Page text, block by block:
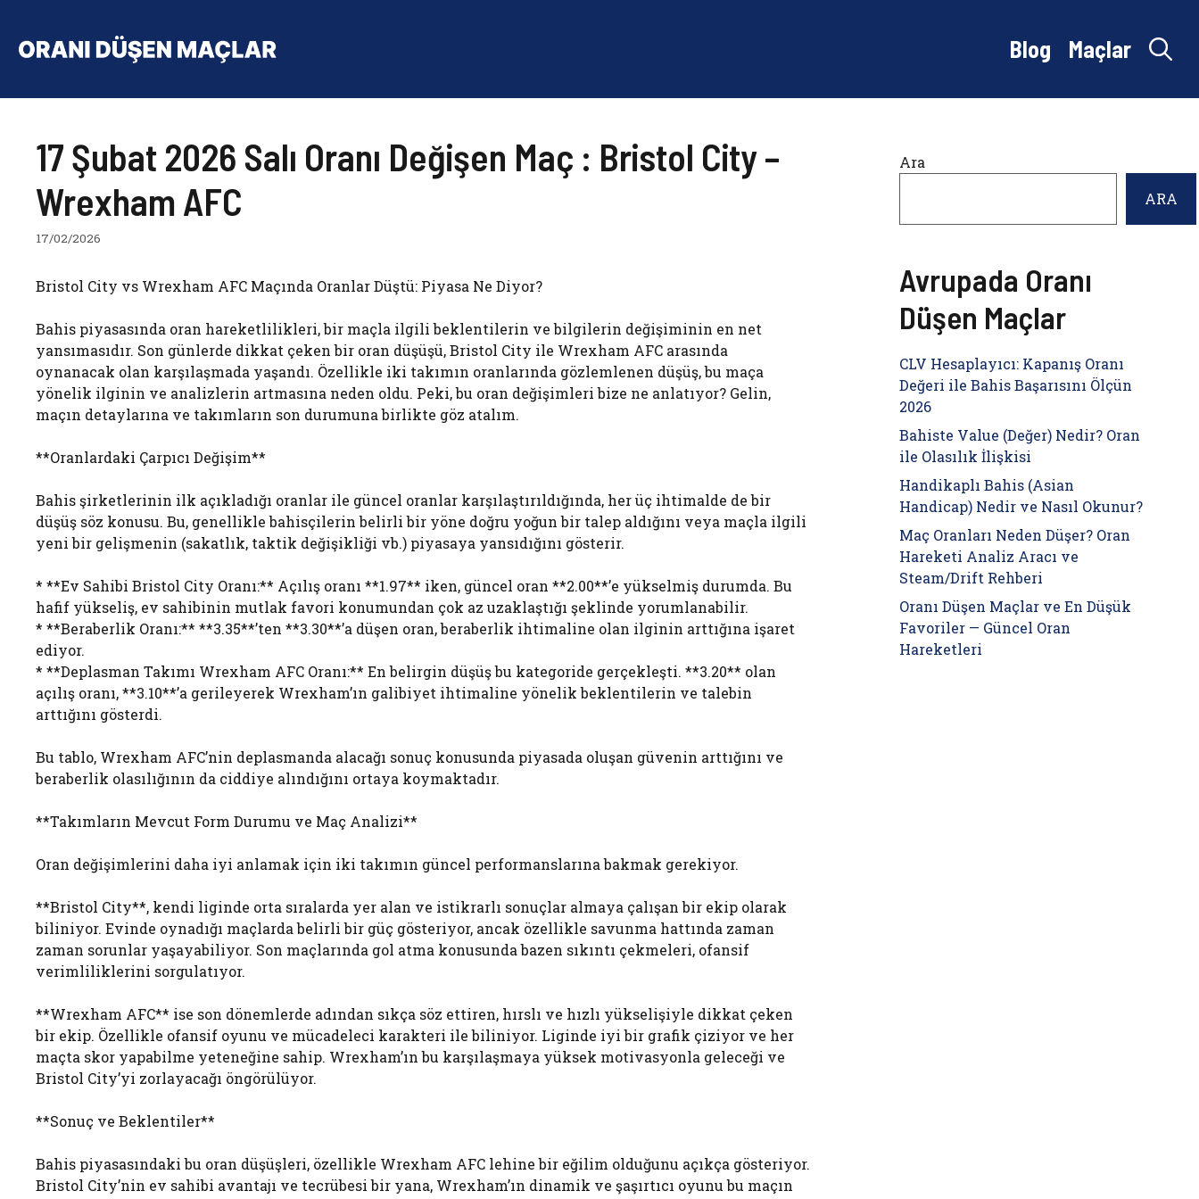
Blog Maçlar
17 Şubat 2026 Salı Oranı Değişen Maç : Bristol City –
Wrexham AFC
17/02/2026
Bristol City vs Wrexham AFC Maçında Oranlar Düştü: Piyasa Ne Diyor?
Bahis piyasasında oran hareketlilikleri, bir maçla ilgili beklentilerin ve bilgilerin değişiminin en net
yansımasıdır. Son günlerde dikkat çeken bir oran düşüşü, Bristol City ile Wrexham AFC arasında
oynanacak olan karşılaşmada yaşandı. Özellikle iki takımın oranlarında gözlemlenen düşüş, bu maça
yönelik ilginin ve analizlerin artmasına neden oldu. Peki, bu oran değişimleri bize ne anlatıyor? Gelin,
maçın detaylarına ve takımların son durumuna birlikte göz atalım.
**Oranlardaki Çarpıcı Değişim**
Bahis şirketlerinin ilk açıkladığı oranlar ile güncel oranlar karşılaştırıldığında, her üç ihtimalde de bir
düşüş söz konusu. Bu, genellikle bahisçilerin belirli bir yöne doğru yoğun bir talep aldığını veya maçla ilgili
yeni bir gelişmenin (sakatlık, taktik değişikliği vb.) piyasaya yansıdığını gösterir.
* **Ev Sahibi Bristol City Oranı:** Açılış oranı **1.97** iken, güncel oran **2.00**’e yükselmiş durumda. Bu
hafif yükseliş, ev sahibinin mutlak favori konumundan çok az uzaklaştığı şeklinde yorumlanabilir.
* **Beraberlik Oranı:** **3.35**’ten **3.30**’a düşen oran, beraberlik ihtimaline olan ilginin arttığına işaret
ediyor.
* **Deplasman Takımı Wrexham AFC Oranı:** En belirgin düşüş bu kategoride gerçekleşti. **3.20** olan
açılış oranı, **3.10**’a gerileyerek Wrexham’ın galibiyet ihtimaline yönelik beklentilerin ve talebin
arttığını gösterdi.
Bu tablo, Wrexham AFC’nin deplasmanda alacağı sonuç konusunda piyasada oluşan güvenin arttığını ve
beraberlik olasılığının da ciddiye alındığını ortaya koymaktadır.
**Takımların Mevcut Form Durumu ve Maç Analizi**
Oran değişimlerini daha iyi anlamak için iki takımın güncel performanslarına bakmak gerekiyor.
**Bristol City**, kendi liginde orta sıralarda yer alan ve istikrarlı sonuçlar almaya çalışan bir ekip olarak
biliniyor. Evinde oynadığı maçlarda belirli bir güç gösteriyor, ancak özellikle savunma hattında zaman
zaman sorunlar yaşayabiliyor. Son maçlarında gol atma konusunda bazen sıkıntı çekmeleri, ofansif
verimliliklerini sorgulatıyor.
**Wrexham AFC** ise son dönemlerde adından sıkça söz ettiren, hırslı ve hızlı yükselişiyle dikkat çeken
bir ekip. Özellikle ofansif oyunu ve mücadeleci karakteri ile biliniyor. Liginde iyi bir grafik çiziyor ve her
maçta skor yapabilme yeteneğine sahip. Wrexham’ın bu karşılaşmaya yüksek motivasyonla geleceği ve
Bristol City’yi zorlayacağı öngörülüyor.
**Sonuç ve Beklentiler**
Bahis piyasasındaki bu oran düşüşleri, özellikle Wrexham AFC lehine bir eğilim olduğunu açıkça gösteriyor.
Bristol City’nin ev sahibi avantajı ve tecrübesi bir yana, Wrexham’ın dinamik ve şaşırtıcı oyunu bu maçın
Ara
ARA
Avrupada Oranı
Düşen Maçlar
CLV Hesaplayıcı: Kapanış Oranı
Değeri ile Bahis Başarısını Ölçün
2026
Bahiste Value (Değer) Nedir? Oran
ile Olasılık İlişkisi
Handikaplı Bahis (Asian
Handicap) Nedir ve Nasıl Okunur?
Maç Oranları Neden Düşer? Oran
Hareketi Analiz Aracı ve
Steam/Drift Rehberi
Oranı Düşen Maçlar ve En Düşük
Favoriler — Güncel Oran
Hareketleri